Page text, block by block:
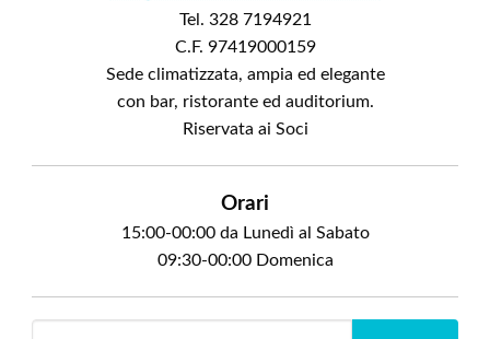
Tel. 328 7194921
C.F. 97419000159
Sede climatizzata, ampia ed elegante
con bar, ristorante ed auditorium.
Riservata ai Soci
Orari
15:00-00:00 da Lunedì al Sabato
09:30-00:00 Domenica